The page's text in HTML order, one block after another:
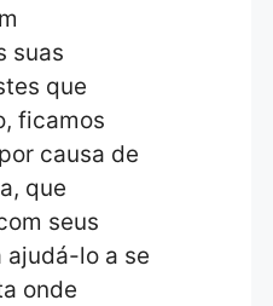
suas
que
ficamos
causa de
que
seus
ajudá-lo a se
onde